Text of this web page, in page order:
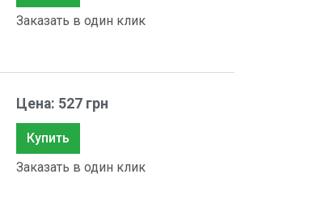
Заказать в один клик
Цена: 527 грн
Купить
Заказать в один клик